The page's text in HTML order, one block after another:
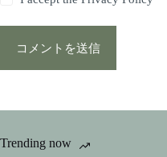
コメントを送信
Trending now